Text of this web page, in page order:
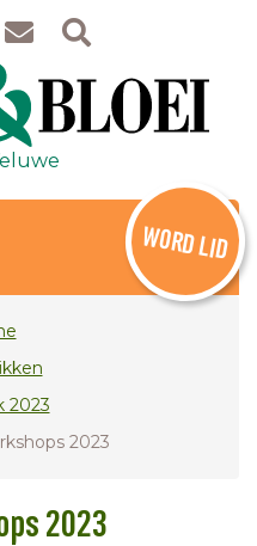
WORD LID
2023
2023
2023